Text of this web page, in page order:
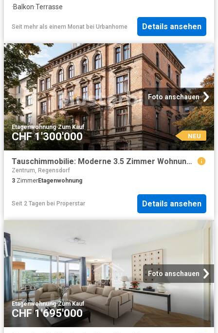
·Balkon·Terrasse
Seit mehr als einem Monat bei Urbanhome Details ansehen
Foto anschauen
Etagenwohnung·Zum Kauf
CHF 1'300'000 NEU
Tauschimmobilie: Moderne 3.5 Zimmer Wohnung in exklusiver Lage Zürichs
Zentrum, Regensdorf
3 ZimmerEtagenwohnung
Seit 2 Tagen bei Properstar Details ansehen
Foto anschauen
Etagenwohnung·Zum Kauf
CHF 1'695'000